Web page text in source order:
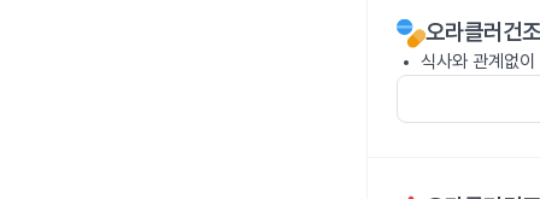
오라클러
식사와 관계없